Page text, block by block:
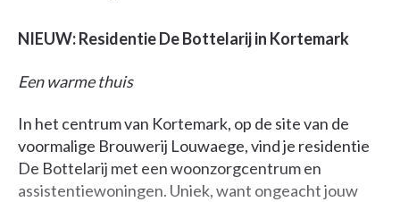
NIEUW: Residentie De Bottelarij in Kortemark
Een warme thuis
In het centrum van Kortemark, op de site van de
voormalige Brouwerij Louwaege, vind je residentie
De Bottelarij met een woonzorgcentrum en
assistentiewoningen. Uniek, want ongeacht jouw